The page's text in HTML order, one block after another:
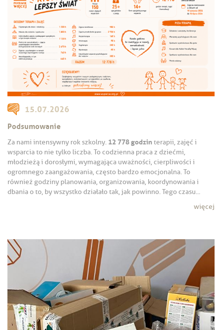
15.07.2026
Podsumowanie
Za nami intensywny rok szkolny. 12 778 godzinterapii, zajęć i
wsparcia to nie tylko liczba. To codzienna praca z dziećmi,
młodzieżą i dorosłymi, wymagająca uważności, cierpliwości i
ogromnego zaangażowania, często bardzo emocjonalna. To
również godziny planowania, organizowania, koordynowania i
dbania o to, by wszystko działało tak, jak powinno. Tego czasu...
więcej